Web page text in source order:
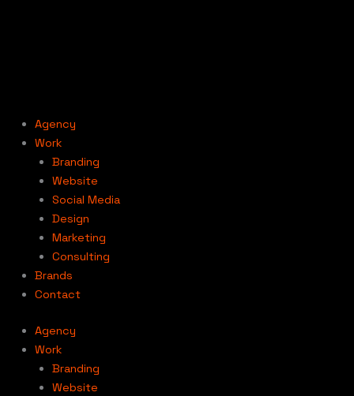
Agency
Work
Branding
Website
Social Media
Design
Marketing
Consulting
Brands
Contact
Agency
Work
Branding
Website